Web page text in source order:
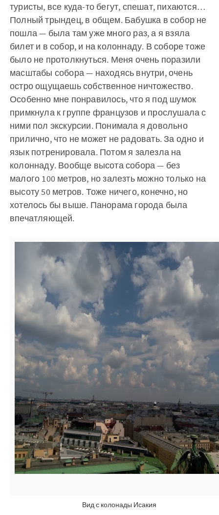
туристы, все куда-то бегут, спешат, пихаются…
Полный трындец, в общем. Бабушка в собор не
пошла — была там уже много раз, а я взяла
билет и в собор, и на колоннаду. В соборе тоже
было не протолкнуться. Меня очень поразили
масштабы собора — находясь внутри, очень
остро ощущаешь собственное ничтожество.
Особенно мне понравилось, что я под шумок
примкнула к группе французов и прослушала с
ними пол экскурсии. Понимала я довольно
прилично, что не может не радовать. За одно и
язык потренировала. Потом я залезла на
колоннаду. Вообще высота собора — без
малого 100 метров, но залезть можно только на
высоту 50 метров. Тоже ничего, конечно, но
хотелось бы выше. Панорама города была
впечатляющей.
Вид с колонады Исакия